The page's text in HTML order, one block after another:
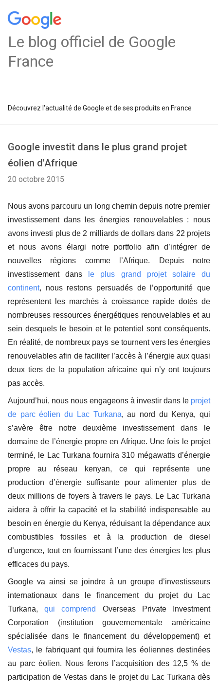
Le blog officiel de Google
France
Découvrez l'actualité de Google et de ses produits en France
Google investit dans le plus grand projet
éolien d'Afrique
20 octobre 2015
Nous avons parcouru un long chemin depuis notre premier
investissement dans les énergies renouvelables : nous
avons investi plus de 2 milliards de dollars dans 22 projets
et nous avons élargi notre portfolio afin d’intégrer de
nouvelles régions comme l’Afrique. Depuis notre
investissement dans
le plus grand projet solaire du
continent, nous restons persuadés de l’opportunité que
représentent les marchés à croissance rapide dotés de
nombreuses ressources énergétiques renouvelables et au
sein desquels le besoin et le potentiel sont conséquents.
En réalité, de nombreux pays se tournent vers les énergies
renouvelables afin de faciliter l’accès à l’énergie aux quasi
deux tiers de la population africaine qui n’y ont toujours
pas accès.
Aujourd’hui, nous nous engageons à investir dans le projet
de parc éolien du Lac Turkana, au nord du Kenya, qui
s’avère être notre deuxième investissement dans le
domaine de l’énergie propre en Afrique. Une fois le projet
terminé, le Lac Turkana fournira 310 mégawatts d’énergie
propre au réseau kenyan, ce qui représente une
production d’énergie suffisante pour alimenter plus de
deux millions de foyers à travers le pays. Le Lac Turkana
aidera à offrir la capacité et la stabilité indispensable au
besoin en énergie du Kenya, réduisant la dépendance aux
combustibles fossiles et à la production de diesel
d’urgence, tout en fournissant l’une des énergies les plus
efficaces du pays.
Google va ainsi se joindre à un groupe d’investisseurs
internationaux dans le financement du projet du Lac
Turkana,qui comprend
Overseas Private Investment
Corporation (institution gouvernementale américaine
spécialisée dans le financement du développement) et
Vestas, le fabriquant qui fournira les éoliennes destinées
au parc éolien. Nous ferons l’acquisition des 12,5 % de
participation de Vestas dans le projet du Lac Turkana dès